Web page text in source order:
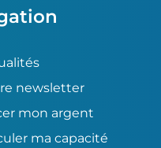
newsletter
mon argent
ma capacité